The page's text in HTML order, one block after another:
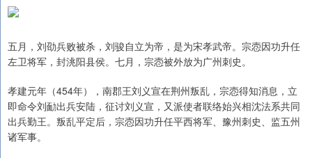
五月，刘劭兵败被杀，刘骏自立为帝，是为宋孝武帝。宗悫因功升任
左卫将军，封洮阳县侯。七月，宗悫被外放为广州刺史。
孝建元年（454年），南郡王刘义宣在荆州叛乱，宗悫得知消息，立
即命令刘勔出兵安陆，征讨刘义宣，又派使者联络始兴相沈法系共同
出兵勤王。叛乱平定后，宗悫因功升任平西将军、豫州刺史、监五州
诸军事。